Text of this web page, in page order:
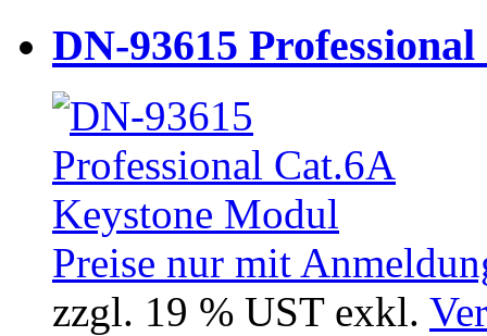
DN-93615
Preise nur mit
zzgl. 19 % UST exkl.